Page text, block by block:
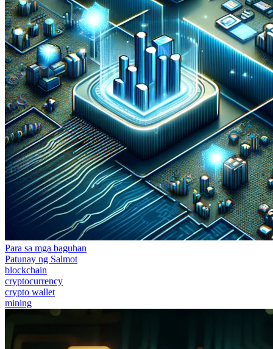
Para sa mga baguhan
Patunay ng Salmot
blockchain
cryptocurrency
crypto wallet
mining